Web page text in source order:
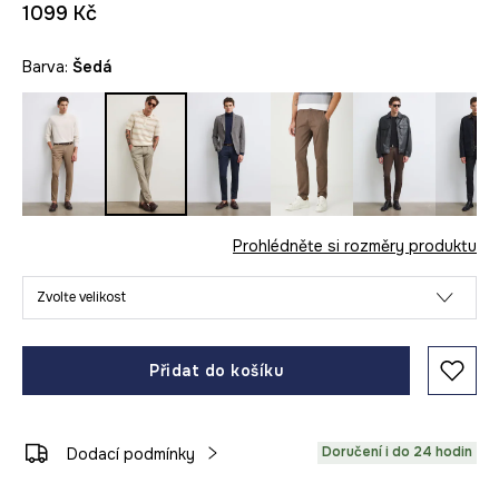
1099 Kč
Barva: šedá
Prohlédněte si rozměry produktu
Zvolte velikost
Přidat do košíku
Dodací podmínky Doručení i do 24 hodin